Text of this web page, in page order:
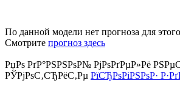
По данной модели нет прогноза для
Смотрите прогноз здесь
РџРѕ РґР°РЅРЅРѕР№ РјРѕРґРµР»Рё
РЎРјРѕС‚СЂРёС‚Рµ РїСЂРѕРіРЅРѕР·